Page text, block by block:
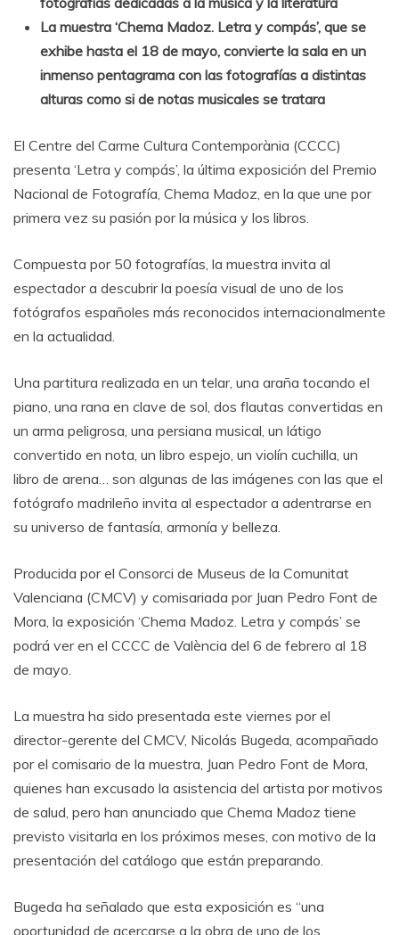
La muestra ‘Chema Madoz. Letra y compás’, que se
exhibe hasta el 18 de mayo, convierte la sala en un
inmenso pentagrama con las fotografías a distintas
alturas como si de notas musicales se tratara
El Centre del Carme Cultura Contemporània (CCCC)
presenta ‘Letra y compás’, la última exposición del Premio
Nacional de Fotografía, Chema Madoz, en la que une por
primera vez su pasión por la música y los libros.
Compuesta por 50 fotografías, la muestra invita al
espectador a descubrir la poesía visual de uno de los
fotógrafos españoles más reconocidos internacionalmente
en la actualidad.
Una partitura realizada en un telar, una araña tocando el
piano, una rana en clave de sol, dos flautas convertidas en
un arma peligrosa, una persiana musical, un látigo
convertido en nota, un libro espejo, un violín cuchilla, un
libro de arena… son algunas de las imágenes con las que el
fotógrafo madrileño invita al espectador a adentrarse en
su universo de fantasía, armonía y belleza.
Producida por el Consorci de Museus de la Comunitat
Valenciana (CMCV) y comisariada por Juan Pedro Font de
Mora, la exposición ‘Chema Madoz. Letra y compás’ se
podrá ver en el CCCC de València del 6 de febrero al 18
de mayo.
La muestra ha sido presentada este viernes por el
director-gerente del CMCV, Nicolás Bugeda, acompañado
por el comisario de la muestra, Juan Pedro Font de Mora,
quienes han excusado la asistencia del artista por motivos
de salud, pero han anunciado que Chema Madoz tiene
previsto visitarla en los próximos meses, con motivo de la
presentación del catálogo que están preparando.
Bugeda ha señalado que esta exposición es “una
oportunidad de acercarse a la obra de uno de los